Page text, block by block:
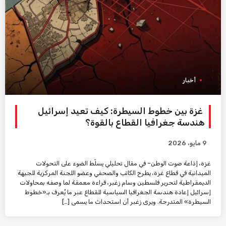
أخبار
غزة بين خطوط السيطرة: كيف تعيد إسرائيل
هندسة جغرافيا القطاع بالقوة؟
9 مايو، 2026
غزة، إذاعة صوت الوطن– في مقال تحليلي يسلّط الضوء على التحولات
الميدانية في قطاع غزة، يطرح الكاتب والصحفي وعضو اللجنة المركزية للجبهة
الديمقراطية لتحرير فلسطين وسام زغبر، قراءة معمقة لما وصفه بمحاولات
إسرائيل إعادة هندسة الجغرافيا السياسية للقطاع عبر ما يُعرف بـ«خطوط
السيطرة» المتدرجة. ويرى زغبر أن استحداث ما يسمى […]